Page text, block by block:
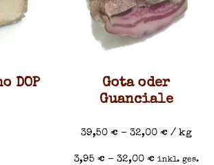
DOP
Gota oder
Guanciale
39,50 €– 32,00 €/ kg
3,95 €– 32,00 € inkl. ges.